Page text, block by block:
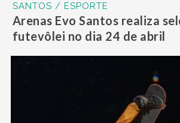
SANTOS / ESPORTE
Arenas Evo Santos realiza
futevôlei no dia 24 de abril